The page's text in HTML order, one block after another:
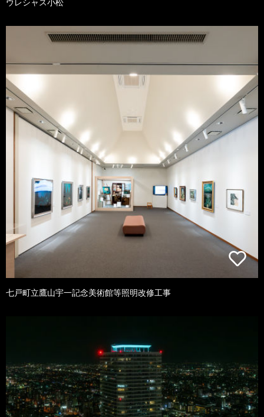
七戸町立鷹山宇一記念美術館等照明改修工事